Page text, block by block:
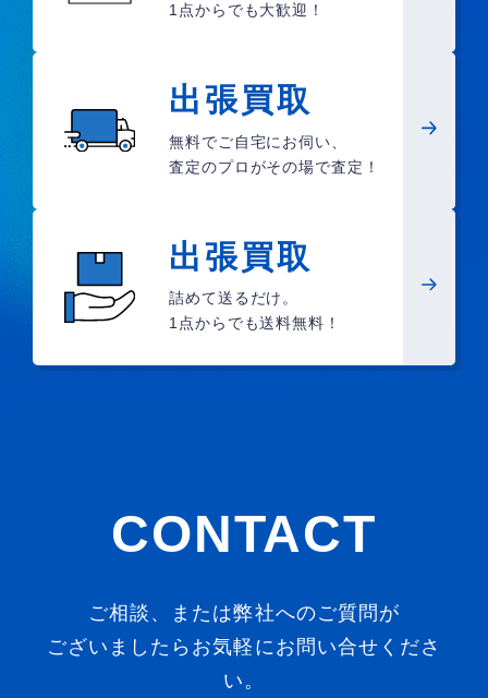
1点からでも大歓迎！
出張買取
無料でご自宅にお伺い、
査定のプロがその場で査定！
出張買取
詰めて送るだけ。
1点からでも送料無料！
CONTACT
ご相談、または弊社へのご質問が
ございましたらお気軽にお問い合せくださ
い。